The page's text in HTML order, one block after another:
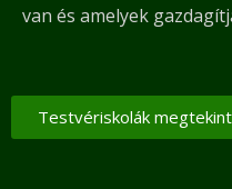
van és amelyek
Testvériskolák